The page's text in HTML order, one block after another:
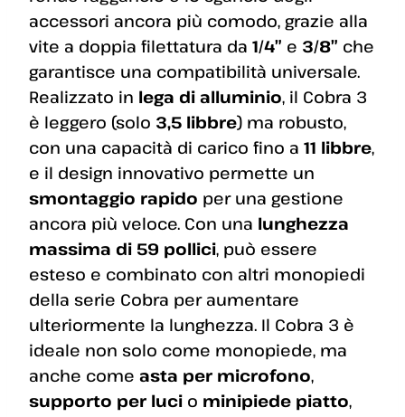
accessori ancora più comodo, grazie alla
vite a doppia filettatura da 1/4″ e 3/8″ che
garantisce una compatibilità universale.
Realizzato in lega di alluminio, il Cobra 3
è leggero (solo 3,5 libbre) ma robusto,
con una capacità di carico fino a 11 libbre,
e il design innovativo permette un
smontaggio rapido per una gestione
ancora più veloce. Con una lunghezza
massima di 59 pollici, può essere
esteso e combinato con altri monopiedi
della serie Cobra per aumentare
ulteriormente la lunghezza. Il Cobra 3 è
ideale non solo come monopiede, ma
anche come asta per microfono,
supporto per luci o minipiede piatto,